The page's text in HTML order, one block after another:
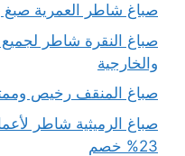
صباغ شاطر العمرية
صباغ النقرة شاطر لجميع
والخارجية
صباغ المنقف رخيص
صباغ الرميثية شاطر
23% خصم